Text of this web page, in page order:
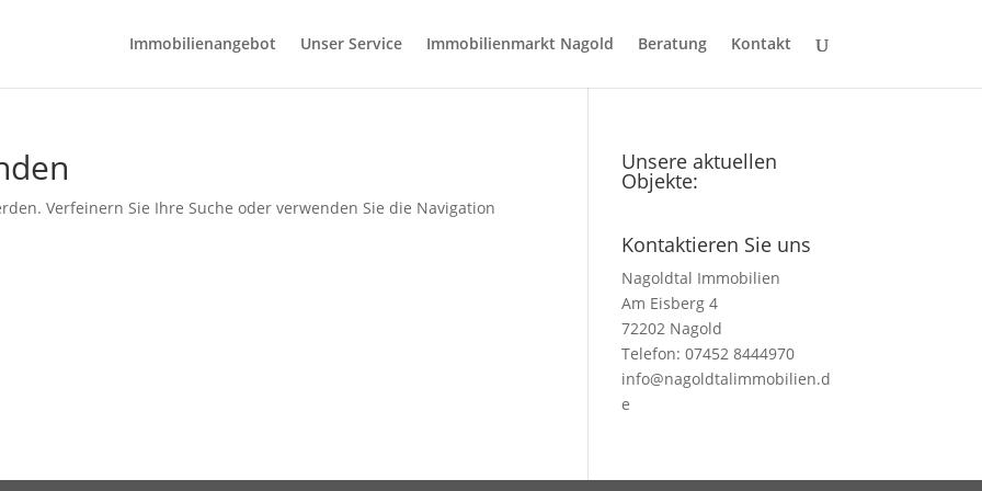
Immobilienangebot Unser Service Immobilienmarkt Nagold Beratung Kontakt
Verfeinern Sie Ihre Suche oder verwenden Sie die Navigation
Unsere aktuellen
Objekte:
Kontaktieren Sie uns
Nagoldtal Immobilien
Am Eisberg 4
72202 Nagold
Telefon: 07452 8444970
info@nagoldtalimmobilien.d
e